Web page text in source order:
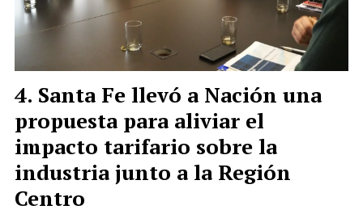
Santa Fe llevó a Nación una
propuesta para aliviar el
impacto tarifario sobre la
industria junto a la Región
Centro